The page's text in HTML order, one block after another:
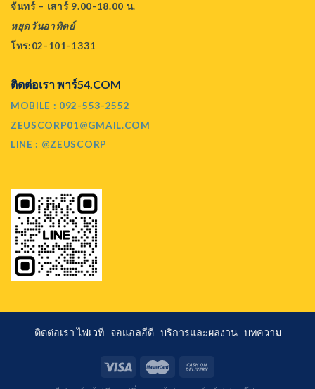
จันทร์ – เสาร์ 9.00-18.00 น.
หยุดวันอาทิตย์
โทร:02-101-1331
ติดต่อเรา พาร์54.COM
MOBILE : 092-553-2552
ZEUSCORP01@GMAIL.COM
LINE : @ZEUSCORP
ติดต่อเราไฟเวที จอแอลอีดี บริการและผลงาน บทความ